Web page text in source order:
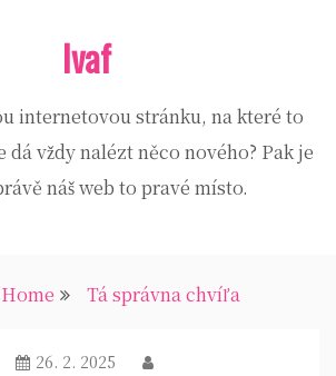
Ivaf
internetovou stránku, na které to
dá vždy nalézt něco nového? Pak je
náš web to pravé místo.
Home Tá správna chvíľa
26. 2. 2025